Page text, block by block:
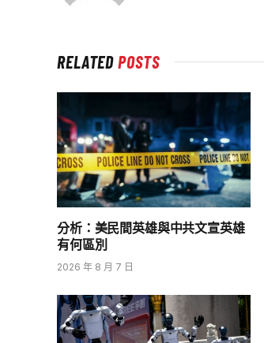
RELATEDPOSTS
分析：美民間英雄與中共文宣英雄
有何區別
2026 年 8 月 7 日